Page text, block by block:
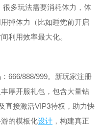
多玩法需要消耗体力，体
掉体力（比如睡觉前开启
利用效率最大化。
666/888/999。新玩家注册
厚开服礼包，包含大量钻
直接激活VIP3特权，助力快
的模板化设计 ，构建真正